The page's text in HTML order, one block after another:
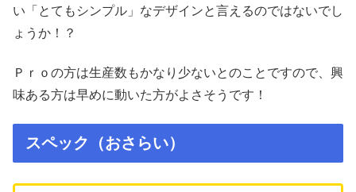
い「とてもシンプル」なデザインと言えるのではないでし
ょうか！？
Ｐｒｏの方は生産数もかなり少ないとのことですので、興
味ある方は早めに動いた方がよさそうです！
スペック（おさらい）